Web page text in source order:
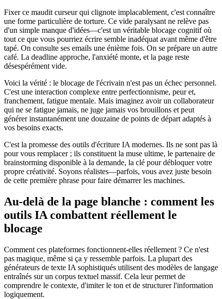
Fixer ce maudit curseur qui clignote implacablement, c'est connaître
une forme particulière de torture. Ce vide paralysant ne relève pas
d'un simple manque d'idées—c'est un véritable blocage cognitif où
tout ce que vous pourriez écrire semble inadéquat avant même d'être
tapé. On consulte ses emails une énième fois. On se prépare un autre
café. La deadline approche, l'anxiété monte, et la page reste
désespérément vide.
Voici la vérité : le blocage de l'écrivain n'est pas un échec personnel.
C'est une interaction complexe entre perfectionnisme, peur et,
franchement, fatigue mentale. Mais imaginez avoir un collaborateur
qui ne se fatigue jamais, ne juge jamais vos brouillons et peut
générer instantanément une douzaine de points de départ adaptés à
vos besoins exacts.
C'est la promesse des outils d'écriture IA modernes. Ils ne sont pas là
pour vous remplacer ; ils constituent la muse ultime, le partenaire de
brainstorming disponible à la demande, la clé pour débloquer votre
propre créativité. Soyons réalistes—parfois, vous avez juste besoin
de cette première phrase pour faire démarrer les machines.
Au-delà de la page blanche : comment les
outils IA combattent réellement le
blocage
Comment ces plateformes fonctionnent-elles réellement ? Ce n'est
pas magique, même si ça y ressemble parfois. La plupart des
générateurs de texte IA sophistiqués utilisent des modèles de langage
entraînés sur un corpus textuel massif. Cela leur permet de
comprendre le contexte, d'imiter le ton et de structurer l'information
logiquement.